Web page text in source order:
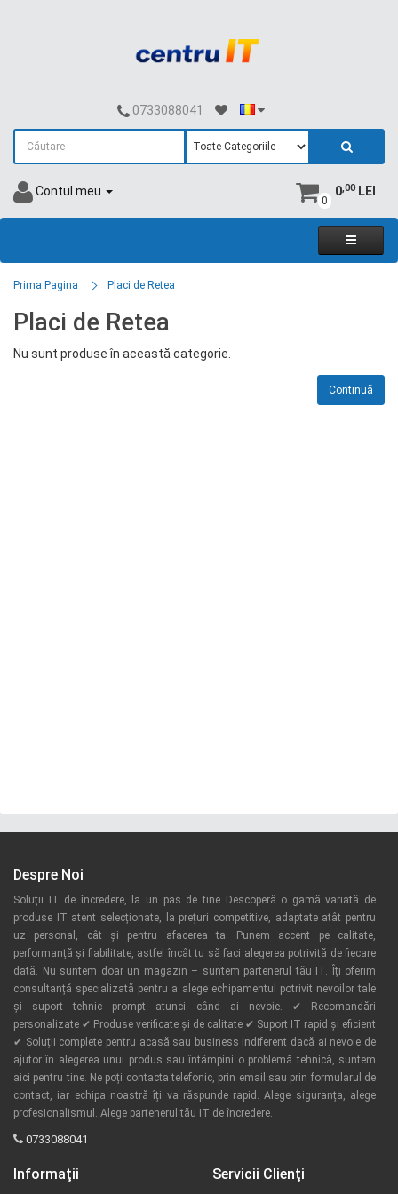
0733088041
Contul meu
0
0,00LEI
Prima Pagina Placi de Retea
Placi de Retea
Nu sunt produse în această categorie.
Continuă
Despre Noi
Soluții IT de încredere, la un pas de tine Descoperă o gamă variată de
produse IT atent selecționate, la prețuri competitive, adaptate atât pentru
uz personal, cât și pentru afacerea ta. Punem accent pe calitate,
performanță și fiabilitate, astfel încât tu să faci alegerea potrivită de fiecare
dată. Nu suntem doar un magazin – suntem partenerul tău IT. Îți oferim
consultanță specializată pentru a alege echipamentul potrivit nevoilor tale
și suport tehnic prompt atunci când ai nevoie. ✔ Recomandări
personalizate ✔ Produse verificate și de calitate ✔ Suport IT rapid și eficient
✔ Soluții complete pentru acasă sau business Indiferent dacă ai nevoie de
ajutor în alegerea unui produs sau întâmpini o problemă tehnică, suntem
aici pentru tine. Ne poți contacta telefonic, prin email sau prin formularul de
contact, iar echipa noastră îți va răspunde rapid. Alege siguranța, alege
profesionalismul. Alege partenerul tău IT de încredere.
0733088041
Informaţii Servicii Clienţi